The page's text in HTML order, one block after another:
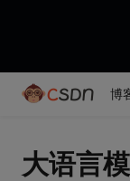
博
大语言